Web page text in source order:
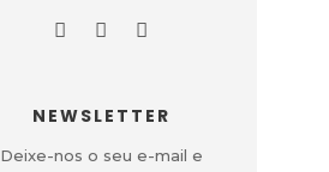
NEWSLETTER
Deixe-nos o seu e-mail e